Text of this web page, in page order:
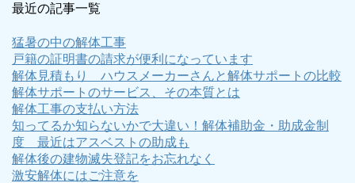
最近の記事一覧
猛暑の中の解体工事
戸籍の証明書の請求が便利になっています
解体見積もり ハウスメーカーさんと解体サポートの比較
解体サポートのサービス、その本質とは
解体工事の支払い方法
知ってるか知らないかで大違い！解体補助金・助成金制
度 最近はアスベストの助成も
解体後の建物滅失登記をお忘れなく
激安解体にはご注意を